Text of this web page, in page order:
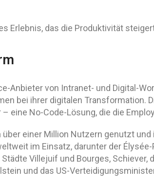
Erlebnis, das die Produktivität
Anbieter von Intranet- und Digital-
bei ihrer digitalen Transformation.
eine No-Code-Lösung, die die
über einer Million Nutzern genutzt
im Einsatz, darunter der
Villejuif und Bourges,
und das US-